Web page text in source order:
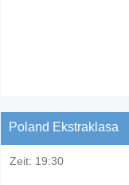
Poland Ekstraklasa
Zeit: 19:30